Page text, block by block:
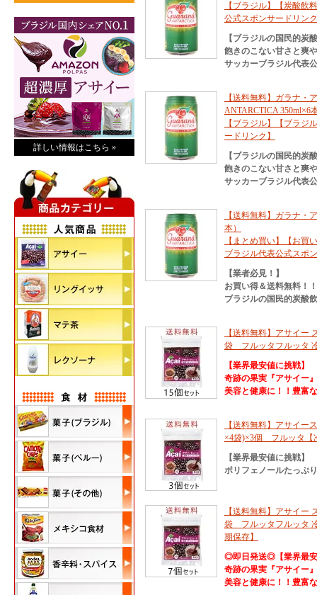
詳しい情報はこちら »
【ブラジル】【炭酸飲
公式スポンサードリン
【ブラジルの国民的炭
飽きのこない甘さと爽
サッカーブラジル代表
【送料無料】ガラナ・
ANTARCTICA 350ml×6
【ブラジル】【ブラジ
ードリンク】
【ブラジルの国民的炭
飽きのこない甘さと爽
サッカーブラジル代表
【送料無料】ガラナ・
本）
【まとめ買い】【お買
ブラジル代表公式スポ
【業者必見！】
お買い得＆送料無料！！
ブラジルの国民的炭酸
【送料無料】アサイー
袋 フルッタフルッタ
【業界最安値に挑戦】
奇跡の果実『アサイー
美容と健康に！！豊富
【送料無料】アサイー
×4袋)×3個 フルッタ【
【業界最安値に挑戦】
ポリフェノールたっぷ
【送料無料】アサイー
袋 フルッタフルッタ
期保存】
◎即日発送◎【業界最
奇跡の果実『アサイー
美容と健康に！！豊富